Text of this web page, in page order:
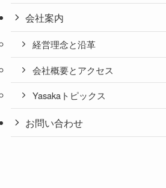
会社案内
経営理念と沿革
会社概要とアクセス
Yasakaトピックス
お問い合わせ